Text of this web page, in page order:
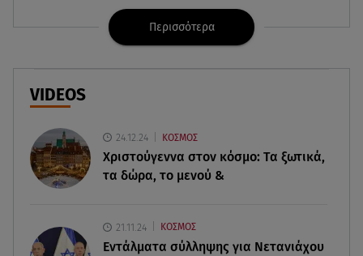
Βουλιαγμένη - Το όνομα που πήρε
Ερυθρός Σταυρός: Άγρια επίθεση σε νοσηλεύτρια
Πάρος: Χωρίς ναυαγοσώστη η πισίνα του beach
bar όπου πνίγηκε ο 4χρονος
θαλάσσια απορρίμματα
Περισσότερα
VIDEOS
24.12.24 ΚΟΣΜΟΣ
Χριστούγεννα στον κόσμο: Tα ξωτικά,
τα δώρα, το μενού &
21.11.24 ΚΟΣΜΟΣ
Εντάλματα σύλληψης για Νετανιάχου